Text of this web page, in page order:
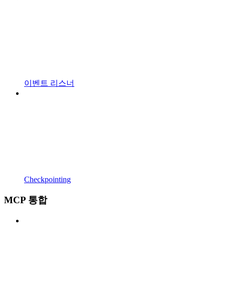
이벤트 리스너
Checkpointing
MCP 통합